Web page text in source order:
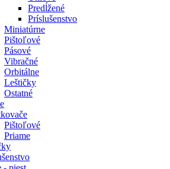
Predĺžené
Príslušenstvo
Miniatúrne
Pištoľové
Pásové
Vibračné
Orbitálne
Leštičky
Ostatné
Pištoľové
Priame